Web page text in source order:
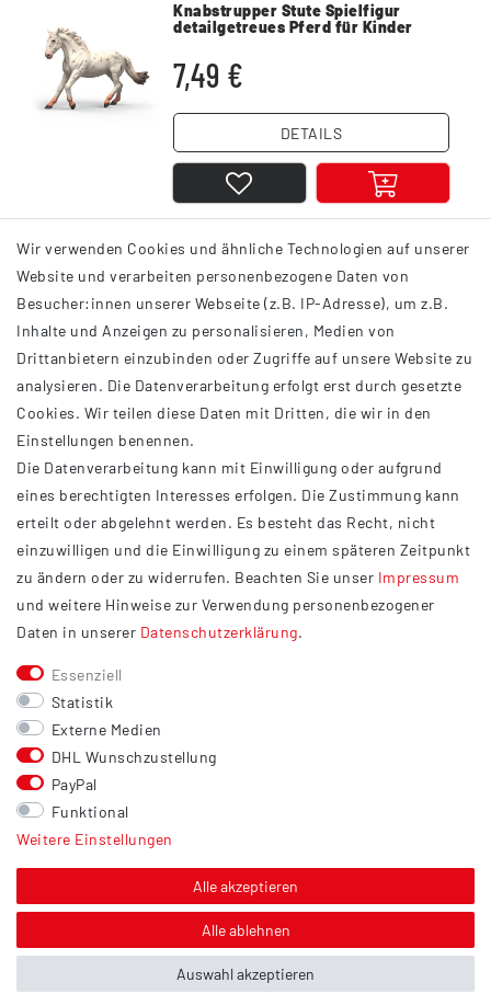
Knabstrupper Stute Spielfigur
detailgetreues Pferd für Kinder
7,49 €
DETAILS
1 2 3 11
INFORMATIONEN
AGB
Impressum
Datenschutzerklärung
Widerrufsrecht
Barrierefreiheit
Service
Kontakt
Versand
Zahlung
Vertrag widerrufen
Sonstiges
Hinweis zur Entsorgung von Altbatterien & Altöl
Über uns
Wir verwenden Cookies und ähnliche Technologien auf unserer
Website und verarbeiten personenbezogene Daten von
Besucher:innen unserer Webseite (z.B. IP-Adresse), um z.B.
Inhalte und Anzeigen zu personalisieren, Medien von
Drittanbietern einzubinden oder Zugriffe auf unsere Website zu
analysieren. Die Datenverarbeitung erfolgt erst durch gesetzte
Cookies. Wir teilen diese Daten mit Dritten, die wir in den
Einstellungen benennen.
Die Datenverarbeitung kann mit Einwilligung oder aufgrund
eines berechtigten Interesses erfolgen. Die Zustimmung kann
erteilt oder abgelehnt werden. Es besteht das Recht, nicht
einzuwilligen und die Einwilligung zu einem späteren Zeitpunkt
zu ändern oder zu widerrufen. Beachten Sie unser Impressum
und weitere Hinweise zur Verwendung personenbezogener
Daten in unserer Daten­schutz­erklärung.
Essenziell
Statistik
Externe Medien
DHL Wunschzustellung
PayPal
Funktional
Weitere Einstellungen
Alle akzeptieren
Alle ablehnen
Auswahl akzeptieren